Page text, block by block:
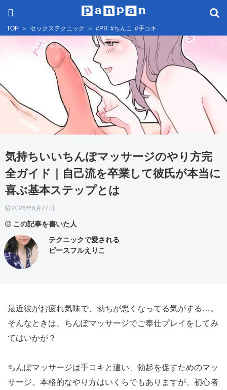
TOP ＞ セックステクニック ＞ #PR #ちんこ #手コキ
気持ちいいちんぽマッサージのやり方完
全ガイド｜自己流を卒業して彼氏が本当に
喜ぶ基本ステップとは
2026年6月27日
この記事を書いた人
テクニックで愛される
ピースフルえりこ
最近彼がお疲れ気味で、勃ちが悪くなってる気がする…。
そんなときは、ちんぽマッサージでご奉仕プレイをしてみ
てはいかが？
ちんぽマッサージは手コキと違い、勃起を促すためのマッ
サージ。本格的なやり方はいくらでもありますが、初心者